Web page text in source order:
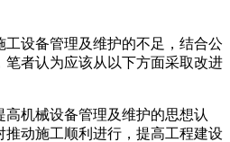
工设备管理及维护的不足，结合公
笔者认为应该从以下方面采取改进
机械设备管理及维护的思想认
动施工顺利进行，提高工程建设